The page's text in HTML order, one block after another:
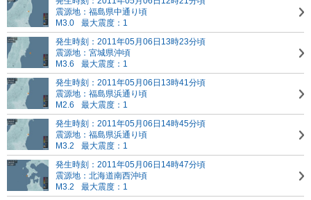
震源地：福島県中通り頃
M3.0
最大震度：1
発生時刻：2011年05月06日13時23分頃
震源地：宮城県沖頃
M3.6
最大震度：1
発生時刻：2011年05月06日13時41分頃
震源地：福島県浜通り頃
M2.6
最大震度：1
発生時刻：2011年05月06日14時45分頃
震源地：福島県浜通り頃
M3.2
最大震度：1
発生時刻：2011年05月06日14時47分頃
震源地：北海道南西沖頃
M3.2
最大震度：1